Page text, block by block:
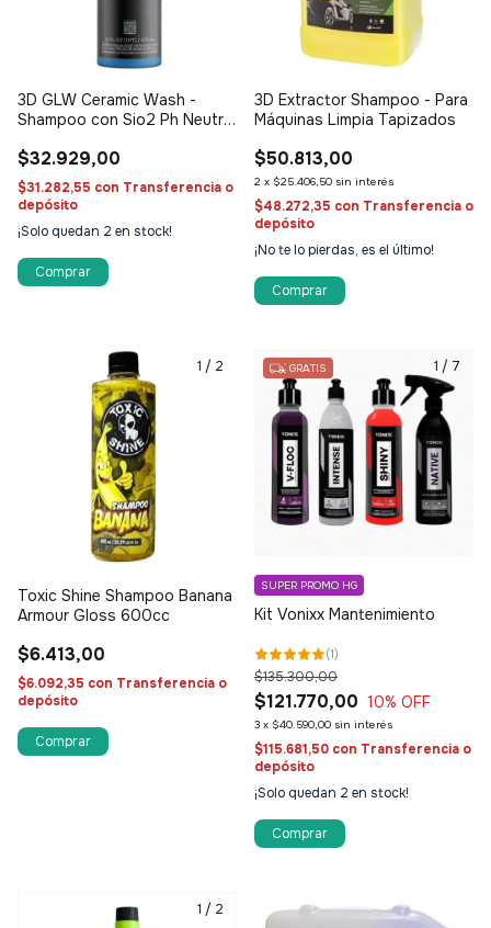
3D GLW Ceramic Wash -
Shampoo con Sio2 Ph Neutro
$32.929,00
$31.282,55 con Transferencia o
depósito
¡Solo quedan 2 en stock!
3D Extractor Shampoo - Para
Máquinas Limpia Tapizados
$50.813,00
2 x $25.406,50 sin interés
$48.272,35 con Transferencia o
depósito
¡No te lo pierdas, es el último!
1 / 2
Toxic Shine Shampoo Banana
Armour Gloss 600cc
$6.413,00
$6.092,35 con Transferencia o
depósito
1 / 7
GRATIS
Kit Vonixx Mantenimiento
(1)
$121.770,00
$135.300,00
10% OFF
3 x $40.590,00 sin interés
SUPER PROMO HG
$115.681,50 con Transferencia o
depósito
¡Solo quedan 2 en stock!
1 / 2